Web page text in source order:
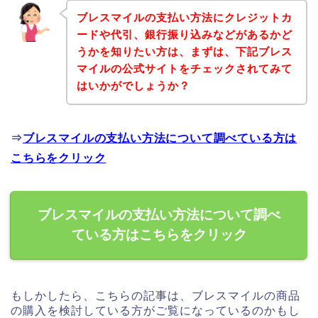
ブレスマイルの支払い方法にクレジットカ
ードや代引、銀行振り込みなどがあるかど
うかを知りたい方は、まずは、下記ブレス
マイルの公式サイトをチェックされてみて
はいかがでしょうか？
⇒ブレスマイルの支払い方法について調べている方は
こちらをクリック
ブレスマイルの支払い方法について調べ
ている方はこちらをクリック
もしかしたら、こちらの記事は、ブレスマイルの商品
の購入を検討している方がご覧になっているのかもし